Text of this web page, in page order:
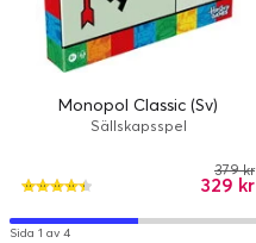
Monopol Classic (Sv)
Sällskapsspel
329 kr
379 kr
Sida 1 av 4